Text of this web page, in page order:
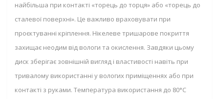
найбільша при контакті «торець до торця» або «торець до
сталевої поверхні». Це важливо враховувати при
проєктуванні кріплення. Нікелеве тришарове покриття
захищає неодим від вологи та окислення. Завдяки цьому
диск зберігає зовнішній вигляд і властивості навіть при
тривалому використанні у вологих приміщеннях або при
контакті з руками. Температура використання до 80°C